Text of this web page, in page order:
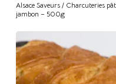
Alsace Saveurs / Charcuteries
jambon – 500g